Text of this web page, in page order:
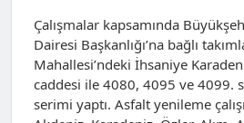
Çalışmalar kapsamında
Dairesi Başkanlığı’na bağlı
Mahallesi’ndeki İhsaniye
caddesi ile 4080, 4095 ve 4099.
serimi yaptı. Asfalt yenileme